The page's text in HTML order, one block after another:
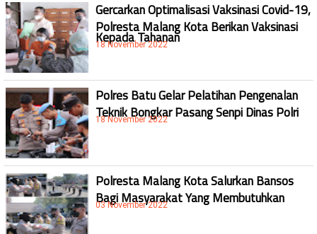
Gercarkan Optimalisasi Vaksinasi Covid-19,
Polresta Malang Kota Berikan Vaksinasi
Kepada Tahanan
18 November 2022
Polres Batu Gelar Pelatihan Pengenalan
Teknik Bongkar Pasang Senpi Dinas Polri
18 November 2022
Polresta Malang Kota Salurkan Bansos
Bagi Masyarakat Yang Membutuhkan
03 November 2022